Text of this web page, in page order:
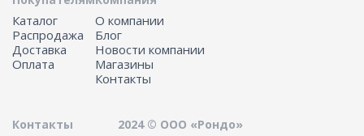
Каталог
Распродажа
Доставка
Оплата
О компании
Блог
Новости компании
Магазины
Контакты
Контакты 2024 © ООО «Рондо»